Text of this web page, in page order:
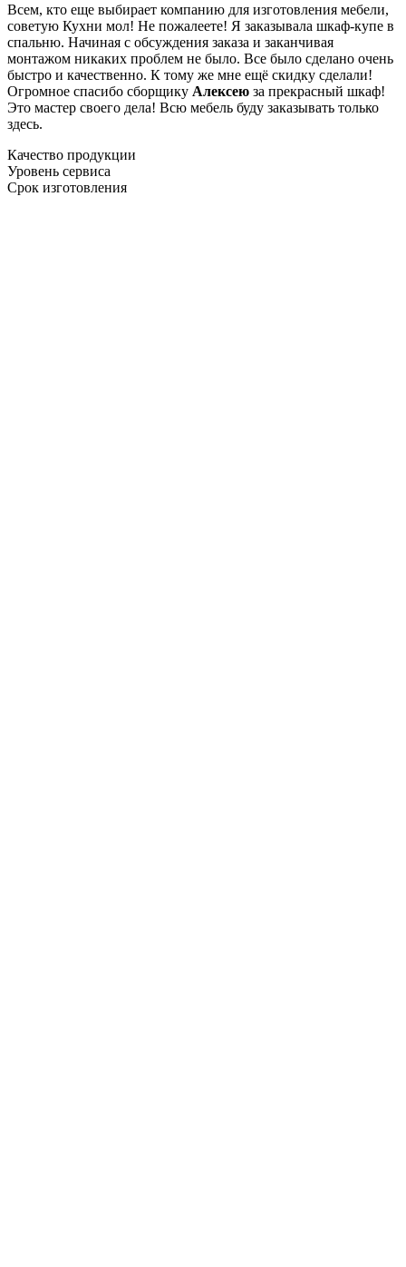
Всем, кто еще выбирает компанию для изготовления мебели,
советую Кухни мол! Не пожалеете! Я заказывала шкаф-купе в
спальню. Начиная с обсуждения заказа и заканчивая
монтажом никаких проблем не было. Все было сделано очень
быстро и качественно. К тому же мне ещё скидку сделали!
Огромное спасибо сборщику Алексею за прекрасный шкаф!
Это мастер своего дела! Всю мебель буду заказывать только
здесь.
Качество продукции
Уровень сервиса
Срок изготовления